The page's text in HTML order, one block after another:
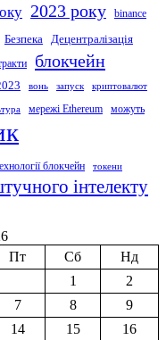
2023 року binance
Безпека Децентралізація
блокчейн
вонь запуск криптовалют
мережі Ethereum можуть
блокчейн токени
інтелекту
Пт Сб
Нд
1
2
7 8
9
14 15
16